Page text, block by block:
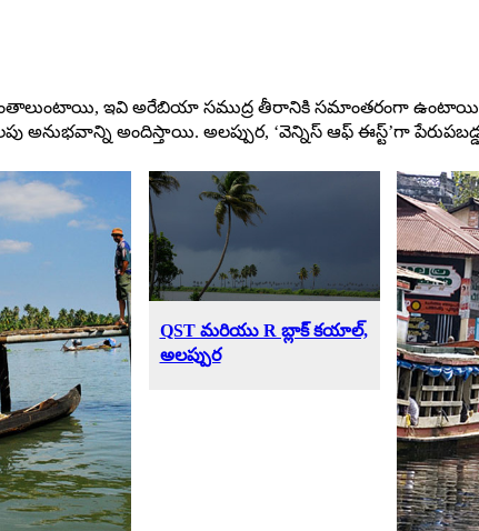
ఇవి అరేబియా సముద్ర తీరానికి సమాంతరంగా ఉంటాయి.
అందిస్తాయి. అలప్పుర, ‘వెన్నిస్ ఆఫ్ ఈస్ట్’గా
QST మరియు R బ్లాక్‌ కయాల్‌,
అలప్పుర